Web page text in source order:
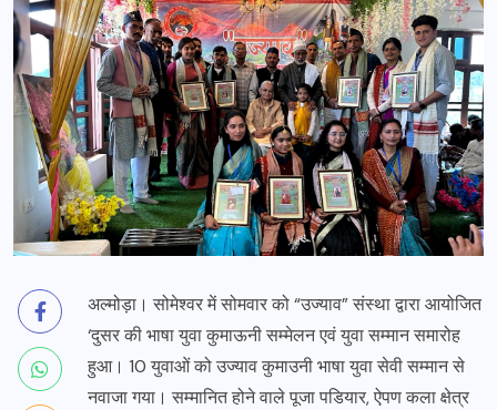
अल्मोड़ा। सोमेश्वर में सोमवार को “उज्याव” संस्था द्वारा आयोजित
‘दुसर की भाषा युवा कुमाऊनी सम्मेलन एवं युवा सम्मान समारोह
हुआ। 10 युवाओं को उज्याव कुमाउनी भाषा युवा सेवी सम्मान से
नवाजा गया। सम्मानित होने वाले पूजा पडियार, ऐपण कला क्षेत्र